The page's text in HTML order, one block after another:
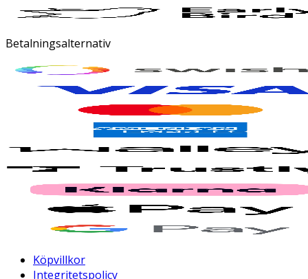
Betalningsalternativ
Köpvillkor
Integritetspolicy